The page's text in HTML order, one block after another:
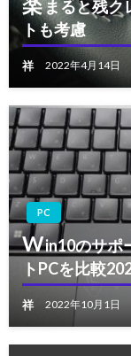
まると残ク
トも考慮
祥 2022年4月14日
PC
Win10のサポ
トPCを比較
祥 2022年10月1日